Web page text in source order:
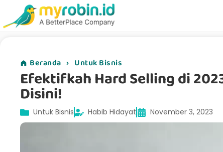
Beranda › Untuk Bisnis
Efektifkah Hard Selling di
Disini!
Untuk Bisnis Habib Hidayat November 3, 2023